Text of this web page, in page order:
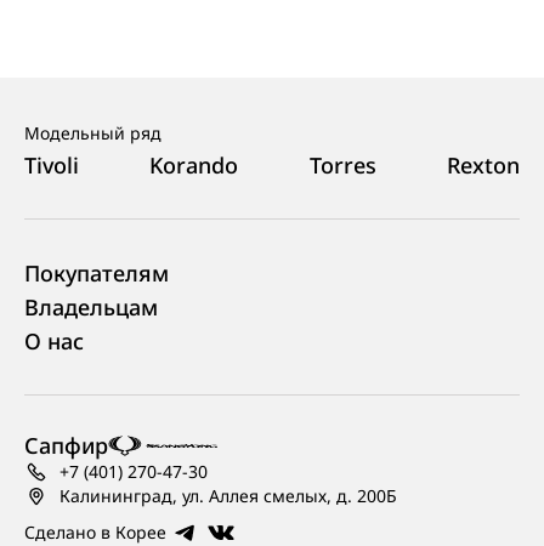
Сделано в Корее
Сапфир
+7 (401) 270-47-30
Калининград, ул. Аллея смелых, д. 200Б
Модельный ряд
Tivoli Korando Torres Rexton
Покупателям
Владельцам
О нас